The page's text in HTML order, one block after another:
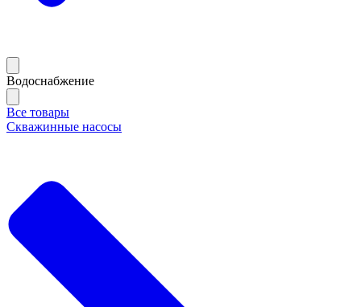
Водоснабжение
Все товары
Скважинные насосы